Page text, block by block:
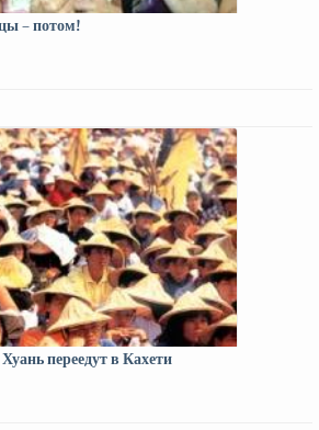
– потом!
переедут в Кахети